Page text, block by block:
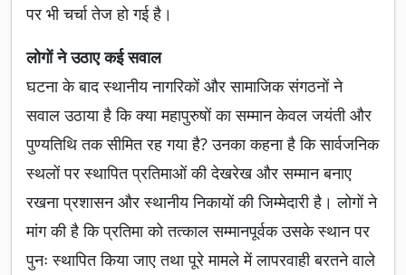
पर भी चर्चा तेज हो गई है।
लोगों ने उठाए कई सवाल
घटना के बाद स्थानीय नागरिकों और सामाजिक संगठनों ने
सवाल उठाया है कि क्या महापुरुषों का सम्मान केवल जयंती और
पुण्यतिथि तक सीमित रह गया है? उनका कहना है कि सार्वजनिक
स्थलों पर स्थापित प्रतिमाओं की देखरेख और सम्मान बनाए
रखना प्रशासन और स्थानीय निकायों की जिम्मेदारी है। लोगों ने
मांग की है कि प्रतिमा को तत्काल सम्मानपूर्वक उसके स्थान पर
पुनः स्थापित किया जाए तथा पूरे मामले में लापरवाही बरतने वाले